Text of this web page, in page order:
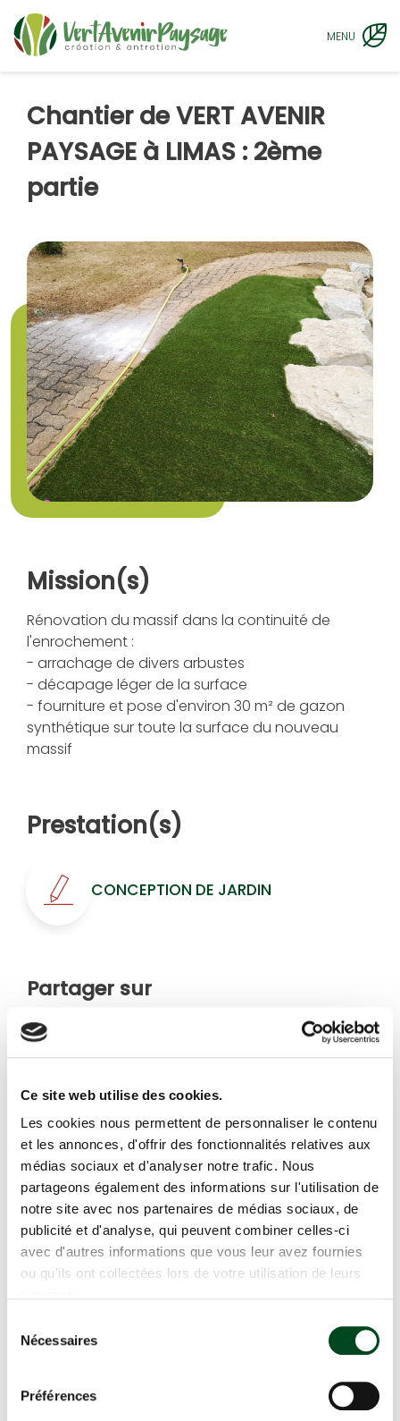
Ce site web utilise des cookies.
Les cookies nous permettent de personnaliser le contenu
et les annonces, d'offrir des fonctionnalités relatives aux
médias sociaux et d'analyser notre trafic. Nous
partageons également des informations sur l'utilisation de
notre site avec nos partenaires de médias sociaux, de
publicité et d'analyse, qui peuvent combiner celles-ci
avec d'autres informations que vous leur avez fournies
ou qu'ils ont collectées lors de votre utilisation de leurs
Nécessaires
Préférences
MENU
Chantier de VERT AVENIR
PAYSAGE à LIMAS : 2ème
partie
Mission(s)
Rénovation du massif dans la continuité de
l'enrochement :
- arrachage de divers arbustes
- décapage léger de la surface
- fourniture et pose d'environ 30 m² de gazon
synthétique sur toute la surface du nouveau
massif
Prestation(s)
CONCEPTION DE JARDIN
Partager sur
Conception de jardin
CONCEPTION ET CRÉATION D’UN
BASSIN D’ORNEMENT À
VILLEFRANCHE-SUR-SAÔNE
CLÔTURE RIGIDE ET BRISE-